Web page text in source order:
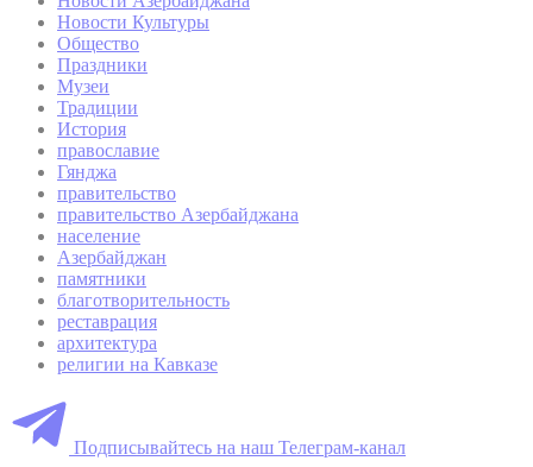
Новости Культуры
Общество
Праздники
Музеи
Традиции
История
православие
Гянджа
правительство
правительство Азербайджана
население
Азербайджан
памятники
благотворительность
реставрация
архитектура
религии на Кавказе
Подписывайтесь на наш Телеграм-канал